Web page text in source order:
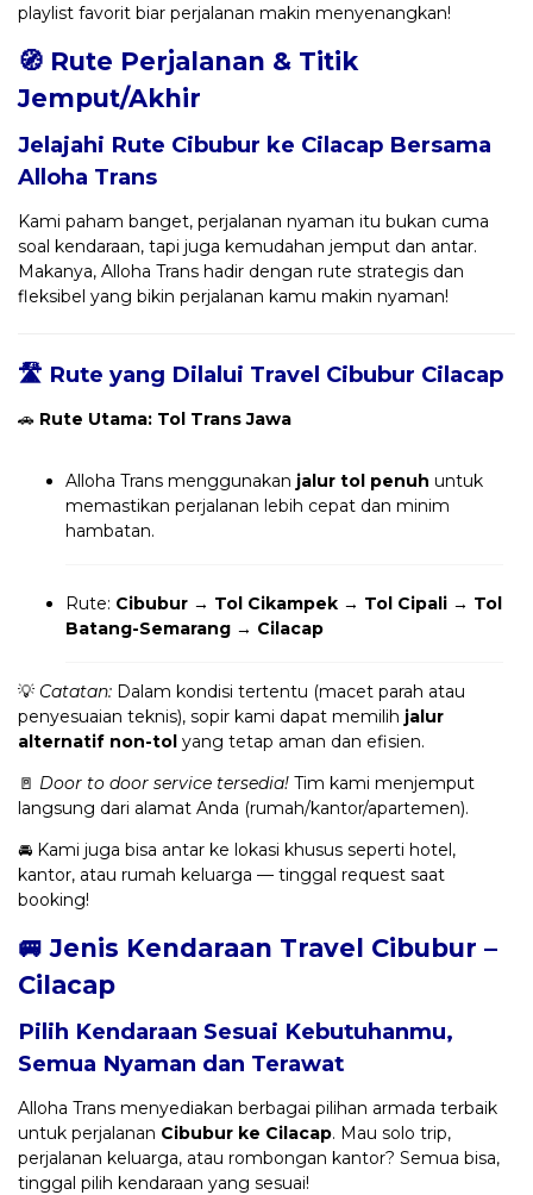
playlist favorit biar perjalanan makin menyenangkan!
🧭 Rute Perjalanan & Titik
Jemput/Akhir
Jelajahi Rute Cibubur ke Cilacap Bersama
Alloha Trans
Kami paham banget, perjalanan nyaman itu bukan cuma
soal kendaraan, tapi juga kemudahan jemput dan antar.
Makanya, Alloha Trans hadir dengan rute strategis dan
fleksibel yang bikin perjalanan kamu makin nyaman!
🛣️ Rute yang Dilalui Travel Cibubur Cilacap
🚗 Rute Utama: Tol Trans Jawa
Alloha Trans menggunakan jalur tol penuh untuk
memastikan perjalanan lebih cepat dan minim
hambatan.
Rute: Cibubur → Tol Cikampek → Tol Cipali → Tol
Batang-Semarang → Cilacap
💡 Catatan: Dalam kondisi tertentu (macet parah atau
penyesuaian teknis), sopir kami dapat memilih jalur
alternatif non-tol yang tetap aman dan efisien.
🚪 Door to door service tersedia! Tim kami menjemput
langsung dari alamat Anda (rumah/kantor/apartemen).
🚘 Kami juga bisa antar ke lokasi khusus seperti hotel,
kantor, atau rumah keluarga — tinggal request saat
booking!
🚐 Jenis Kendaraan Travel Cibubur –
Cilacap
Pilih Kendaraan Sesuai Kebutuhanmu,
Semua Nyaman dan Terawat
Alloha Trans menyediakan berbagai pilihan armada terbaik
untuk perjalanan Cibubur ke Cilacap. Mau solo trip,
perjalanan keluarga, atau rombongan kantor? Semua bisa,
tinggal pilih kendaraan yang sesuai!